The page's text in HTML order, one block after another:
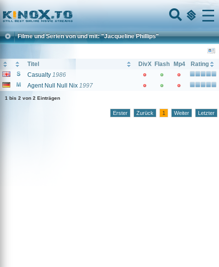
Home
Menu
Filme und Serien von und mit: "Jacqueline Phillips"
Titel DivX Flash Mp4
Rating
Casualty 1986
Agent Null Null Nix 1997
1 bis 2 von 2 Einträgen
Erster Zurück 1 Weiter Letzter